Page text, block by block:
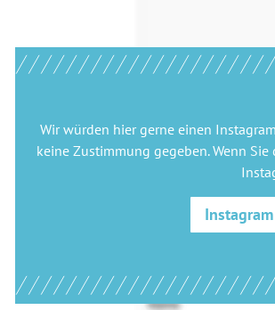
Wir würden hier gerne einen
keine Zustimmung gegeben. Wenn
Instagram